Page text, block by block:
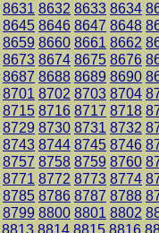
8631 8632 8633 8634
8645 8646 8647 8648
8659 8660 8661 8662
8673 8674 8675 8676
8687 8688 8689 8690
8701 8702 8703 8704
8715 8716 8717 8718
8729 8730 8731 8732
8743 8744 8745 8746
8757 8758 8759 8760
8771 8772 8773 8774
8785 8786 8787 8788
8799 8800 8801 8802
8813 8814 8815 8816